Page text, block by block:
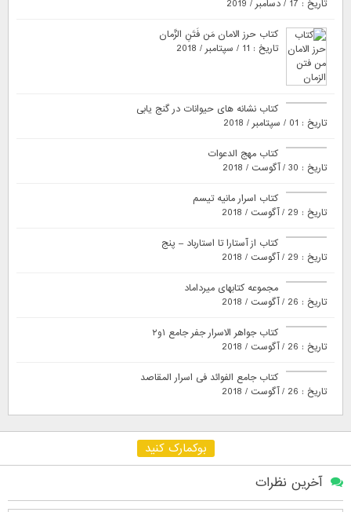
تاریخ : 17 / دسامبر / 2019
کتاب حرز الامان مَن فَتَنِ الزَّمان
تاریخ : 11 / سپتامبر / 2018
کتاب نشانه های حیوانات در گنج یابی
تاریخ : 01 / سپتامبر / 2018
کتاب مهج الدعوات
تاریخ : 30 / آگوست / 2018
کتاب اسرار مانیه تیسم
تاریخ : 29 / آگوست / 2018
کتاب از آستارا تا استارباد – پنج
تاریخ : 29 / آگوست / 2018
مجموعه کتابهای میرداماد
تاریخ : 26 / آگوست / 2018
کتاب جواهر الاسرار جفر جامع ۱و۲
تاریخ : 26 / آگوست / 2018
کتاب جامع الفوائد فی اسرار المقاصد
تاریخ : 26 / آگوست / 2018
بوکمارک کنید
آخرین نظرات